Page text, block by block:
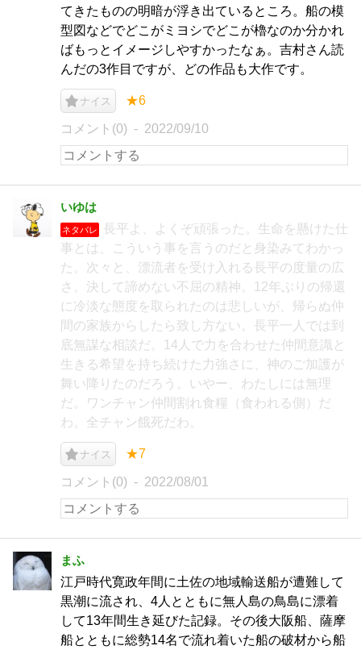
てきたものの明暗が浮き出ているところ。船の模
型図などでどこがミヨシでどこが櫓なのか分かれ
ばもっとイメージしやすかったなぁ。吉村さん読
んだの3作目ですが、どの作品も大作です。
ナイス ★6
コメント(0) 2022/09/10
いゆは
ネタバレ
長平よ、よくぞ頑張った。生命を懸けた仕
事とは、こういう事を言うのだと身染みてわかっ
た。次々と、漂流者を受け入れる長平の度量の広
さ。決して諦めない不屈の精神。12年ぶりの帰還
に冷淡な態度を取られたのは悲しいが、帰らぬ仲
間の家族からしたら致し方ない。長平一人では到
底無謀な相談だ。14人で力を合わせた仲間意識と
生きる希望を持ち続けた力強さに、神のご加護が
舞い降りたのだろう。いやー、わたしには無理
だ。ワンチャン仲間割れ食糧（食われる側）だ
わ。全チャン餓死だわ。
ナイス ★7
コメント(0) 2022/08/01
まふ
江戸時代寛政年間に土佐の地域輸送船が遭難して
黒潮に流され、4人とともに無人島の鳥島に漂着
して13年間生き延びた記録。その後大阪船、薩摩
船とともに総勢14名で流れ着いた船の破材から船